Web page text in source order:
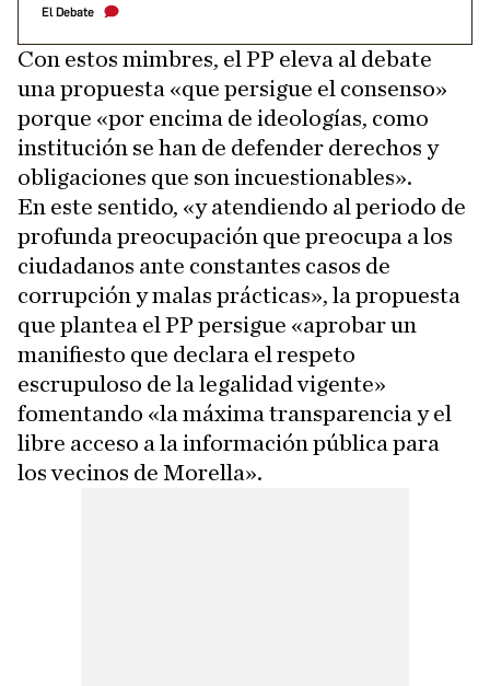
El Debate
Con estos mimbres, el PP eleva al debate
una propuesta «que persigue el consenso»
porque «por encima de ideologías, como
institución se han de defender derechos y
obligaciones que son incuestionables».
En este sentido, «y atendiendo al periodo de
profunda preocupación que preocupa a los
ciudadanos ante constantes casos de
corrupción y malas prácticas», la propuesta
que plantea el PP persigue «aprobar un
manifiesto que declara el respeto
escrupuloso de la legalidad vigente»
fomentando «la máxima transparencia y el
libre acceso a la información pública para
los vecinos de Morella».